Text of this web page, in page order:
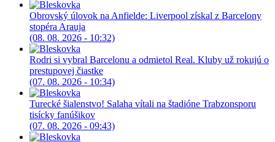
Obrovský úlovok na Anfielde: Liverpool získal z Barcelony
stopéra Arauja
(08. 08. 2026 - 10:32)
Rodri si vybral Barcelonu a odmietol Real. Kluby už rokujú o
prestupovej čiastke
(07. 08. 2026 - 10:34)
Turecké šialenstvo! Salaha vítali na štadióne Trabzonsporu
tisícky fanúšikov
(07. 08. 2026 - 09:43)